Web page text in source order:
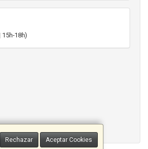
Rechazar Aceptar Cookies
18h)